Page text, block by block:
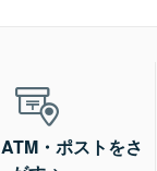
・ポストをさ